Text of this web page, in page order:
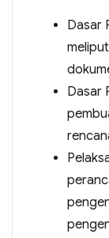
Dasar
Dasar